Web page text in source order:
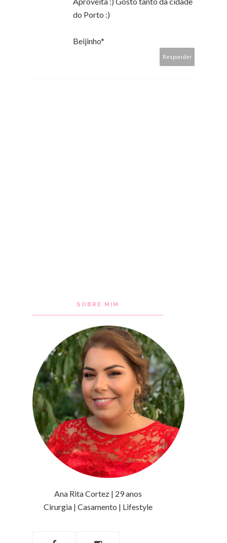
do Porto :)
Beijinho*
Responder
SOBRE MIM
Ana Rita Cortez | 29 anos
Cirurgia | Casamento | Lifestyle